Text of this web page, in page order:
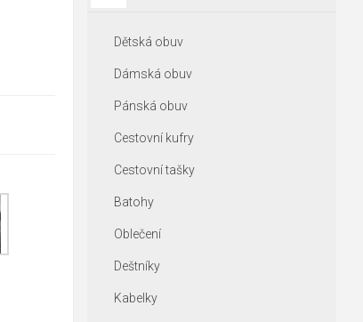
Dětská obuv
Dámská obuv
Pánská obuv
Cestovní kufry
Cestovní tašky
Batohy
Oblečení
Deštníky
Kabelky